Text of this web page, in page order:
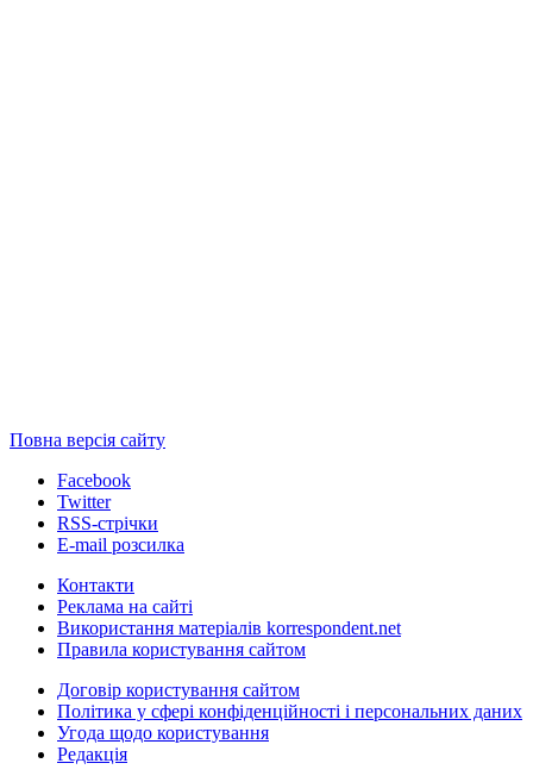
Повна версія сайту
Facebook
Twitter
RSS-стрічки
E-mail розсилка
Контакти
Реклама на сайті
Використання матеріалів korrespondent.net
Правила користування сайтом
Договір користування сайтом
Політика у сфері конфіденційності і персональних даних
Угода щодо користування
Редакція